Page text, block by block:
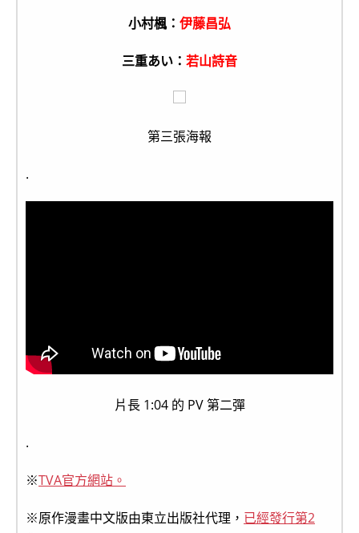
小村楓： 伊藤昌弘
三重あい： 若山詩音
第三張海報
.
片長 1:04 的 PV 第二彈
.
※TVA官方網站。
※原作漫畫中文版由東立出版社代理， 已經發行第2